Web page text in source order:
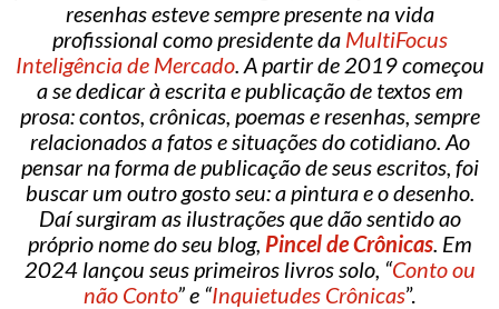
resenhas esteve sempre presente na vida
profissional como presidente da MultiFocus
Inteligência de Mercado. A partir de 2019 começou
a se dedicar à escrita e publicação de textos em
prosa: contos, crônicas, poemas e resenhas, sempre
relacionados a fatos e situações do cotidiano. Ao
pensar na forma de publicação de seus escritos, foi
buscar um outro gosto seu: a pintura e o desenho.
Daí surgiram as ilustrações que dão sentido ao
próprio nome do seu blog, Pincel de Crônicas. Em
2024 lançou seus primeiros livros solo, “Conto ou
não Conto” e “Inquietudes Crônicas”.